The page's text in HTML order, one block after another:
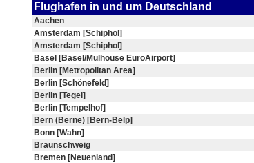
Flughafen in und um Deutschland
Aachen
Amsterdam [Schiphol]
Amsterdam [Schiphol]
Basel [Basel/Mulhouse EuroAirport]
Berlin [Metropolitan Area]
Berlin [Schönefeld]
Berlin [Tegel]
Berlin [Tempelhof]
Bern (Berne) [Bern-Belp]
Bonn [Wahn]
Braunschweig
Bremen [Neuenland]